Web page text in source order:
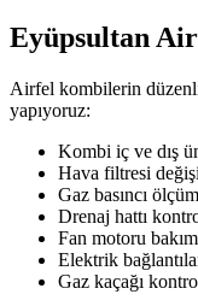
Eyüpsultan
Airfel kombilerin düzenli
yapıyoruz:
Kombi iç ve dış
Hava filtresi
Gaz basıncı
Drenaj hattı
Fan motoru
Elektrik
Gaz kaçağı